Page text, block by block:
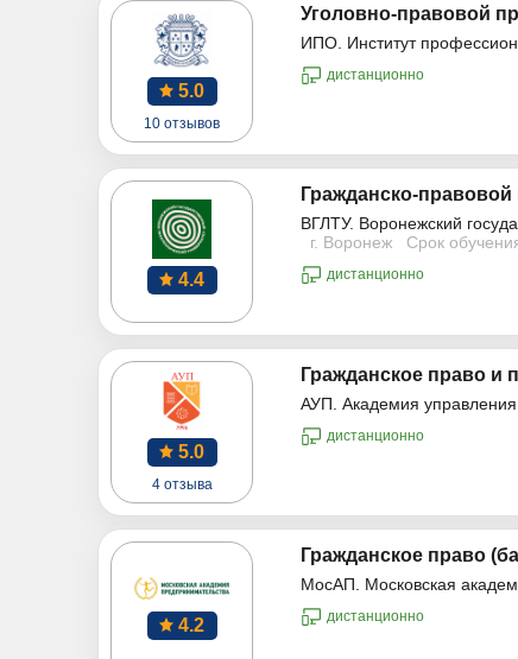
5.0
10 отзывов
Уголовно-правовой
ИПО. Институт
дистанционно
4.4
Гражданско-
ВГЛТУ. Воронежский
г. Воронеж
Срок
дистанционно
5.0
4 отзыва
Гражданское право и
АУП. Академия управления
дистанционно
4.2
Гражданское право
МосАП. Московская
дистанционно